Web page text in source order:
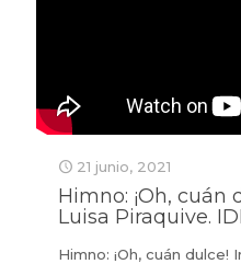
21 junio, 2021
Himno: ¡Oh, cuán
Luisa Piraquive.
Himno: ¡Oh, cuán